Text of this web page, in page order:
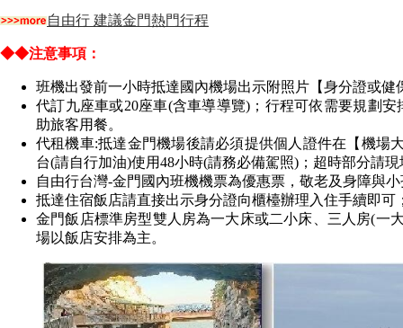
自由行 建議金門熱門行程
◆◆注意事項：
班機出發前一小時抵達國內機場出示附照片【身分證或
代訂九座車或20座車(含車導導覽)；行程可依需要規劃
助旅客用餐。
代租機車:抵達金門機場後請必須提供個人證件在【機場
台(請自行加油)使用48小時(請務必備駕照)；超時部分請
自由行台灣-金門國內班機機票為優惠票，敬老及身障與
抵達住宿飯店請直接出示身分證向櫃檯辦理入住手續即可
金門飯店標準房型雙人房為一大床或二小床、三人房(一
場以飯店安排為主。